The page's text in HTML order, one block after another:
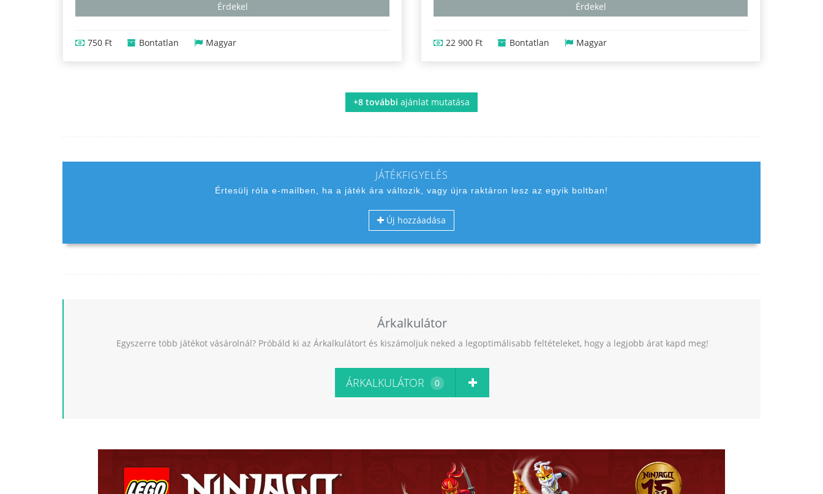
Érdekel
750 Ft Bontatlan Magyar
Érdekel
22 900 Ft Bontatlan Magyar
+8 további ajánlat mutatása
JÁTÉKFIGYELÉS
Értesülj róla e-mailben, ha a játék ára változik, vagy újra raktáron lesz az egyik boltban!
Új hozzáadása
Árkalkulátor
Egyszerre több játékot vásárolnál? Próbáld ki az Árkalkulátort és kiszámoljuk neked a legoptimálisabb feltételeket, hogy a legjobb árat kapd meg!
ÁRKALKULÁTOR 0